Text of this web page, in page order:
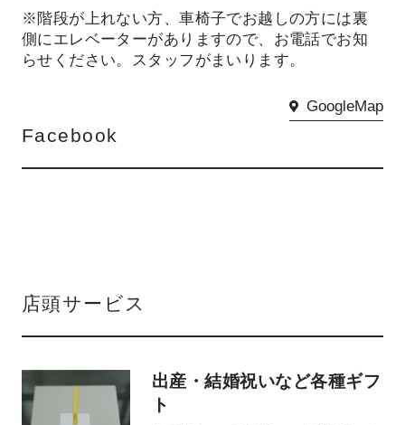
※階段が上れない方、車椅子でお越しの方には裏
側にエレベーターがありますので、お電話でお知
らせください。スタッフがまいります。
GoogleMap
Facebook
店頭サービス
出産・結婚祝いなど各種ギフ
ト